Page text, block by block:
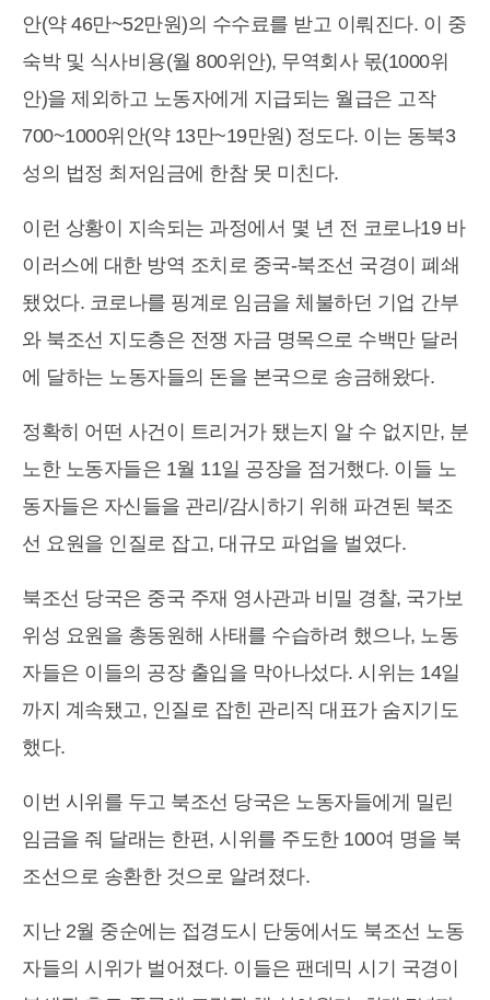
안(약 46만~52만원)의 수수료를 받고 이뤄진다. 이 중
숙박 및 식사비용(월 800위안), 무역회사 몫(1000위
안)을 제외하고 노동자에게 지급되는 월급은 고작
700~1000위안(약 13만~19만원) 정도다. 이는 동북3
성의 법정 최저임금에 한참 못 미친다.
이런 상황이 지속되는 과정에서 몇 년 전 코로나19 바
이러스에 대한 방역 조치로 중국-북조선 국경이 폐쇄
됐었다. 코로나를 핑계로 임금을 체불하던 기업 간부
와 북조선 지도층은 전쟁 자금 명목으로 수백만 달러
에 달하는 노동자들의 돈을 본국으로 송금해왔다.
정확히 어떤 사건이 트리거가 됐는지 알 수 없지만, 분
노한 노동자들은 1월 11일 공장을 점거했다. 이들 노
동자들은 자신들을 관리/감시하기 위해 파견된 북조
선 요원을 인질로 잡고, 대규모 파업을 벌였다.
북조선 당국은 중국 주재 영사관과 비밀 경찰, 국가보
위성 요원을 총동원해 사태를 수습하려 했으나, 노동
자들은 이들의 공장 출입을 막아나섰다. 시위는 14일
까지 계속됐고, 인질로 잡힌 관리직 대표가 숨지기도
했다.
이번 시위를 두고 북조선 당국은 노동자들에게 밀린
임금을 줘 달래는 한편, 시위를 주도한 100여 명을 북
조선으로 송환한 것으로 알려졌다.
지난 2월 중순에는 접경도시 단둥에서도 북조선 노동
자들의 시위가 벌어졌다. 이들은 팬데믹 시기 국경이